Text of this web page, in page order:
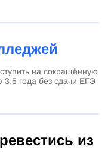
на сокращённую
года без сдачи ЕГЭ
из